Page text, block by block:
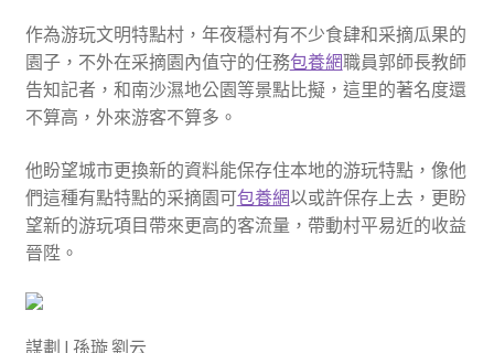
作為游玩文明特點村，年夜穩村有不少食肆和采摘瓜果的
園子，不外在采摘園內值守的任務包養網職員郭師長教師
告知記者，和南沙濕地公園等景點比擬，這里的著名度還
不算高，外來游客不算多。
他盼望城市更換新的資料能保存住本地的游玩特點，像他
們這種有點特點的采摘園可包養網以或許保存上去，更盼
望新的游玩項目帶來更高的客流量，帶動村平易近的收益
晉陞。
謀劃 | 孫璇 劉云